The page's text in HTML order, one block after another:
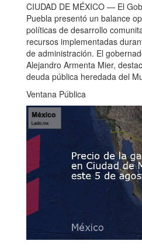
CIUDAD DE MÉXICO — El
Puebla presentó un balance
políticas de desarrollo
recursos implementadas
de administración. El
Alejandro Armenta Mier,
deuda pública heredada del
Ventana Pública